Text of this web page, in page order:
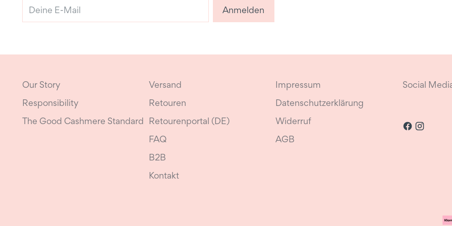
E-
Anmelden
Our Story
Responsibility
The Good Cashmere Standard
Versand
Retouren
Retourenportal (DE)
FAQ
B2B
Kontakt
Impressum
Datenschutzerklärung
Widerruf
AGB
Social